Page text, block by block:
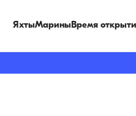
ЯхтыМариныВремя